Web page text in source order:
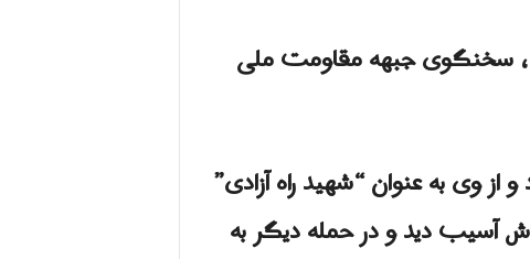
سخنگوی جبهه مقاومت ملی
کرد و از وی به عنوان “شهید راه آزادی”
آسيب ديد و در حمله ديگر به